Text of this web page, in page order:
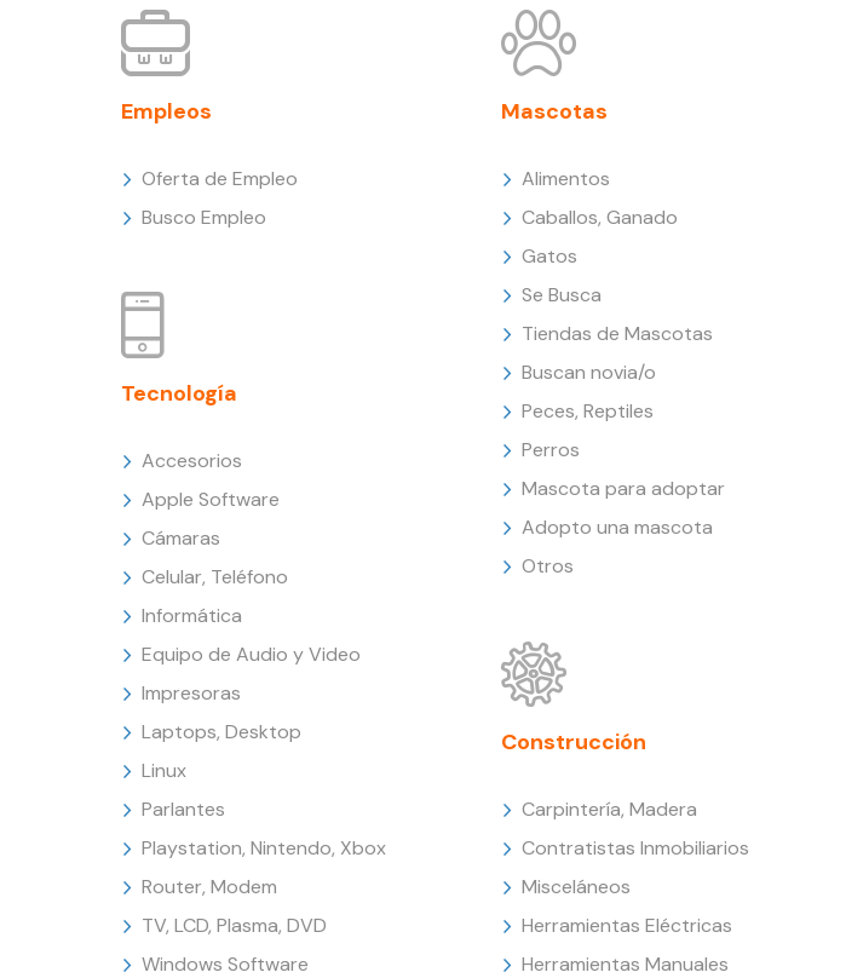
Empleos
Oferta de Empleo
Busco Empleo
Tecnología
Accesorios
Apple Software
Cámaras
Celular, Teléfono
Informática
Equipo de Audio y Video
Impresoras
Laptops, Desktop
Linux
Parlantes
Playstation, Nintendo, Xbox
Router, Modem
TV, LCD, Plasma, DVD
Windows Software
Mascotas
Alimentos
Caballos, Ganado
Gatos
Se Busca
Tiendas de Mascotas
Buscan novia/o
Peces, Reptiles
Perros
Mascota para adoptar
Adopto una mascota
Otros
Construcción
Carpintería, Madera
Contratistas Inmobiliarios
Misceláneos
Herramientas Eléctricas
Herramientas Manuales